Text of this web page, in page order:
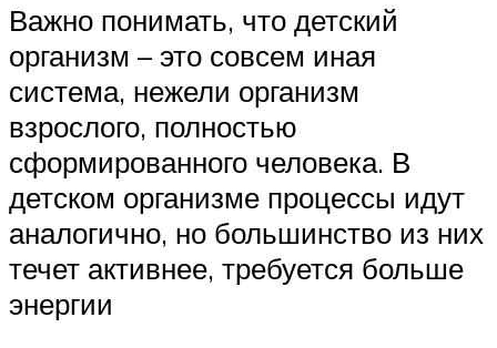
Важно понимать, что детский
организм – это совсем иная
система, нежели организм
взрослого, полностью
сформированного человека. В
детском организме процессы идут
аналогично, но большинство из них
течет активнее, требуется больше
энергии